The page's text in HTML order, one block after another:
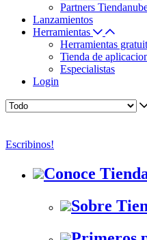
Partners
Lanzamientos
Herramientas
Herramientas
Tienda de
Especialistas
Login
Escribinos!
Conoce
Sobre